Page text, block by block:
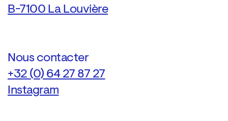
B-7100 La Louvière
Nous contacter
+32 (0) 64 27 87 27
Instagram